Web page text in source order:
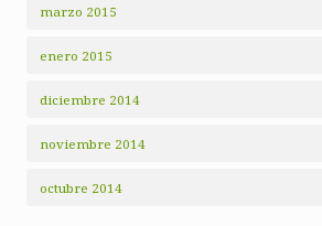
marzo 2015
enero 2015
diciembre 2014
noviembre 2014
octubre 2014